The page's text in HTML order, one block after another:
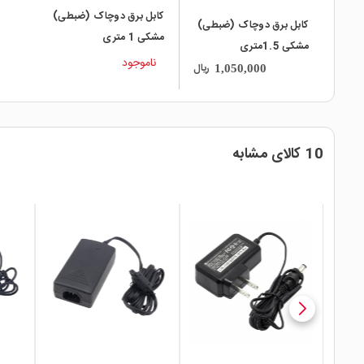
کابل برق دوچاک (ضبطی)
مشکی 1.5متری
1,050,000 ریال
کابل برق دوچاک (ضبطی)
مشکی 1 متری
ناموجود
10 کالای مشابه